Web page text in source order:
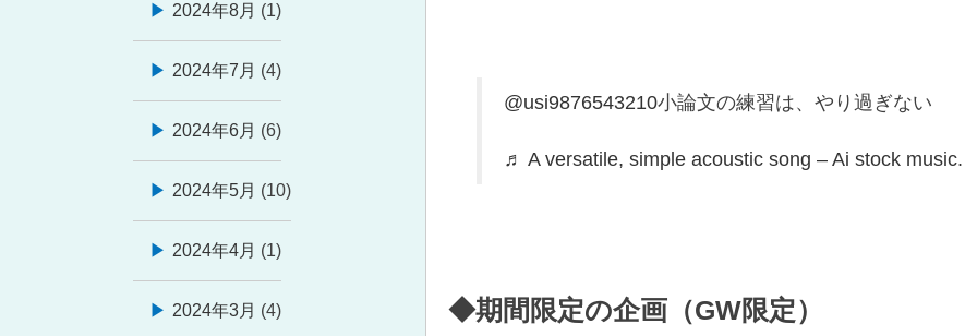
@usi9876543210小論文の練習は、やり過ぎない
♬ A versatile, simple acoustic song – Ai stock music.
◆期間限定の企画（GW限定）
2024年8月 (1)
2024年7月 (4)
2024年6月 (6)
2024年5月 (10)
2024年4月 (1)
2024年3月 (4)